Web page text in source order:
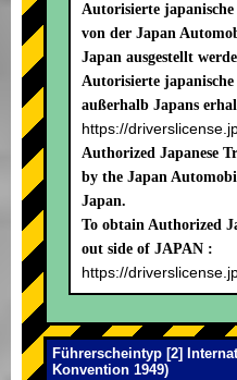
Autorisierte
von der Japan
Japan ausgestellt
Autorisierte japanische
außerhalb Japans
https://
Authorized Japanese
by the Japan
Japan.
To obtain Authorized
out side of JAPAN :
https://
Führerscheintyp [2]
Konvention 1949)